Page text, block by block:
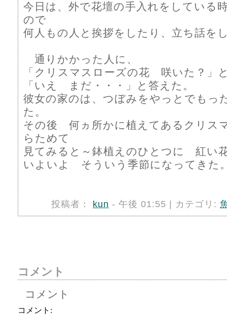
今日は、外で花壇の手入れをしている
ので
何人もの人と挨拶をしたり、立ち話を
通りかかった人に、
「クリスマスローズの花 咲いた？」
「いえ まだ・・・」と答えた。
彼女の家のは、つぼみをやっとでもっ
た。
その後 何ヵ所かに植えてあるクリス
らためて
見てみると～鉢植えのひとつに 紅い
いよいよ そういう季節になってきた
投稿者： kun - 午後 01:55 | カテゴリ:
コメント
コメント
コメント: